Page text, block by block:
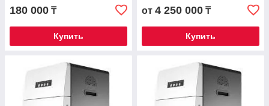
180 000 ₸
Купить
от 4 250 000 ₸
Купить